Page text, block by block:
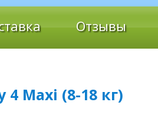
Отзывы
Maxi (8-18 кг)